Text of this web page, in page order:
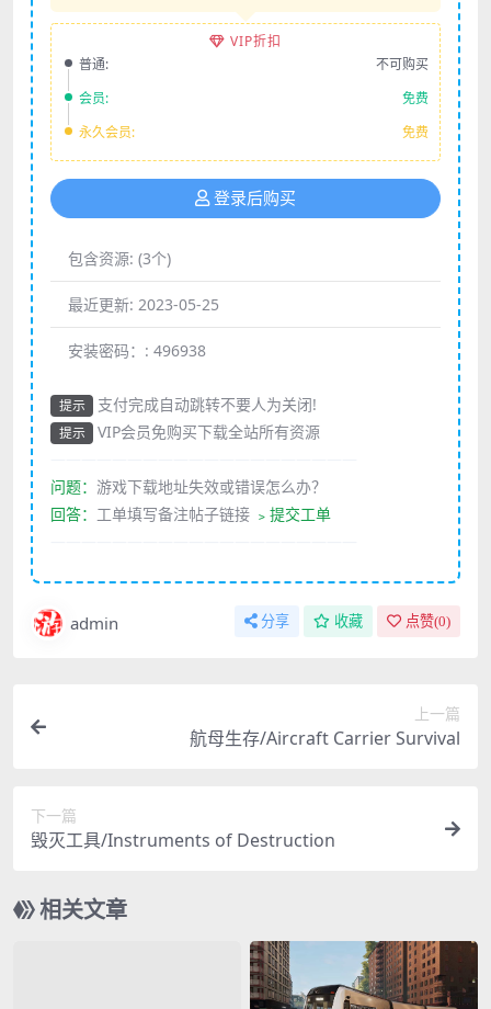
VIP折扣
普通:
不可购买
会员:
免费
永久会员:
免费
登录后购买
包含资源: (3个)
最近更新: 2023-05-25
安装密码：: 496938
提示 支付完成自动跳转不要人为关闭!
提示
VIP会员免购买下载全站所有资源
问题： 游戏下载地址失效或错误怎么办？
回答： 工单填写备注帖子链接 ﹥提交工单
admin 分享 收藏 点赞(0)
上一篇
航母生存/Aircraft Carrier Survival
下一篇
毁灭工具/Instruments of Destruction
相关文章